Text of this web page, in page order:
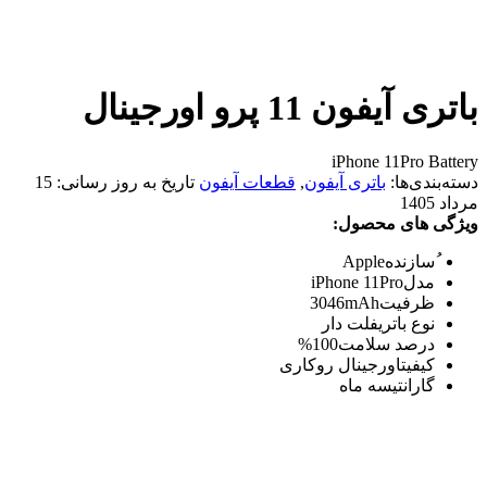
باتری آیفون 11 پرو اورجینال
iPhone 11Pro Battery
دسته‌بندی‌ها: باتری آیفون, قطعات آیفون تاریخ به روز رسانی: 15
مرداد 1405
ویژگی های محصول:
ُسازندهApple
مدلiPhone 11Pro
ظرفیت3046mAh
نوع باتریفلت دار
درصد سلامت100%
کیفیتاورجینال روکاری
گارانتیسه ماه